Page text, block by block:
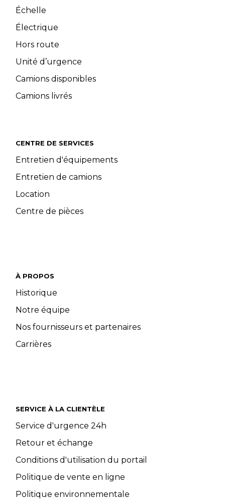
Échelle
Électrique
Hors route
Unité d’urgence
Camions disponibles
Camions livrés
CENTRE DE SERVICES
Entretien d'équipements
Entretien de camions
Location
Centre de pièces
À PROPOS
Historique
Notre équipe
Nos fournisseurs et partenaires
Carrières
SERVICE À LA CLIENTÈLE
Service d'urgence 24h
Retour et échange
Conditions d'utilisation du portail
Politique de vente en ligne
Politique environnementale